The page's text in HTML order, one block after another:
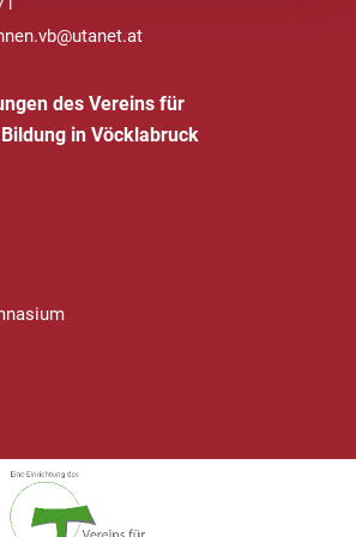
des Vereins für
in Vöcklabruck